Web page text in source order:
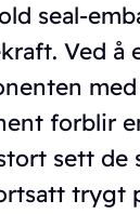
seal-
Ved å
med
forblir
sett de
trygt